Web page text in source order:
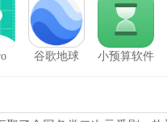
谷歌地球 小预算软件